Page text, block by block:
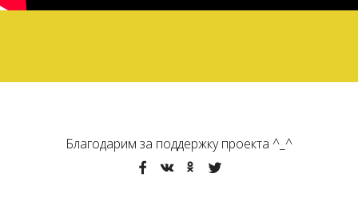
Благодарим за поддержку проекта ^_^